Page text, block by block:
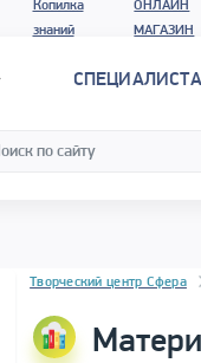
Копилка
знаний
ОНЛАЙН
МАГАЗИН
Блок новостей
Творческий центр Сфера